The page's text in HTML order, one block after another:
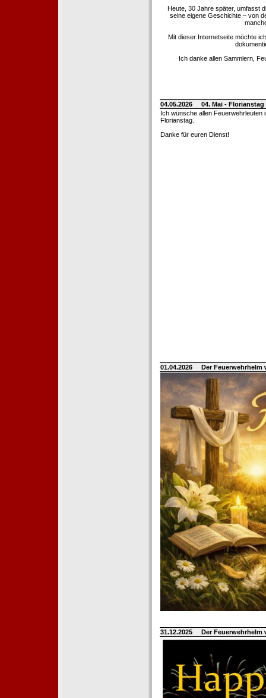
Heute, 30 Jahre später, umfasst
seine eigene Geschichte – von
Mit dieser Internetseite möchte
Ich danke allen Sammlern,
04.05.2026
04. Mai -
Ich wünsche allen Feuerwehrleuten
Florianstag.
Danke für euren Dienst!
01.04.2026 Der
31.12.2025 Der